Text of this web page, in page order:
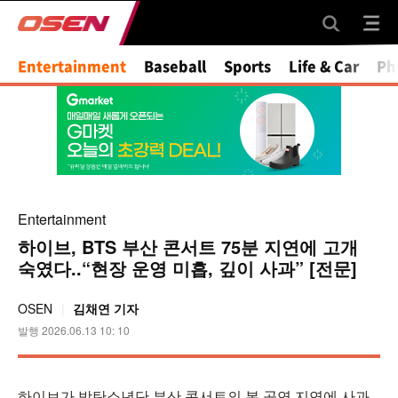
Entertainment Baseball Sports Life & Car
Entertainment
하이브, BTS 부산 콘서트 75분 지연에 고개
숙였다..“현장 운영 미흡, 깊이 사과” [전문]
OSEN 김채연 기자
발행 2026.06.13 10: 10